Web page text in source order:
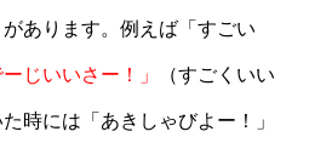
あります。例えば「すごい
ーじいいさー！」 （すごくいい
時には「あきしゃびよー！」